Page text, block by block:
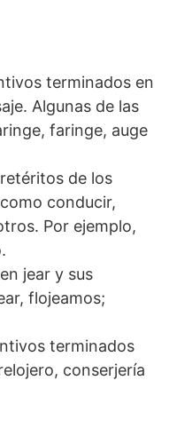
terminados en
Algunas de las
faringe, auge
de los
conducir,
Por ejemplo,
jear y sus
flojeamos;
terminados
conserjería